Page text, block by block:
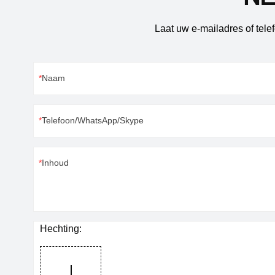
elektronische componenten, geïntegreerde
klokken en
accessoires,
Laat uw e-mailadres of
Naam
Telefoon/WhatsApp/Skype
Inhoud
Hechting: